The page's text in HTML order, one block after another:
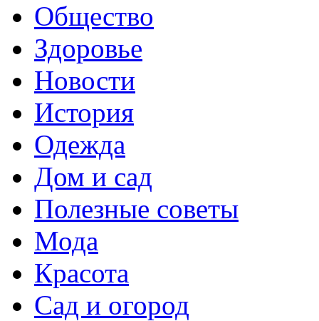
Общество
Здоровье
Новости
История
Одежда
Дом и сад
Полезные советы
Мода
Красота
Сад и огород